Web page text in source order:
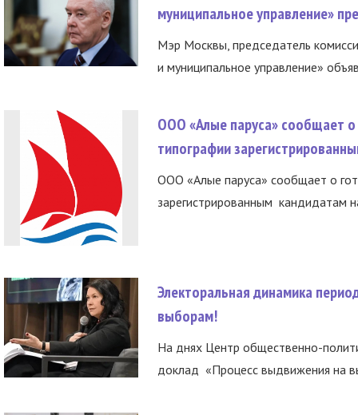
муниципальное управление»
Мэр Москвы, председатель
и муниципальное управление»
ООО «Алые паруса» сообщает о
типографии
ООО «Алые паруса» сообщает о
зарегистрированным кандидатам
Электоральная динамика
выборам!
На днях Центр общественно-
доклад «Процесс выдвижения на